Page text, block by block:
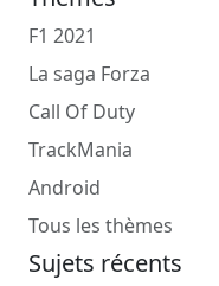
F1 2021
La saga Forza
Call Of Duty
TrackMania
Android
Tous les thèmes
Sujets récents